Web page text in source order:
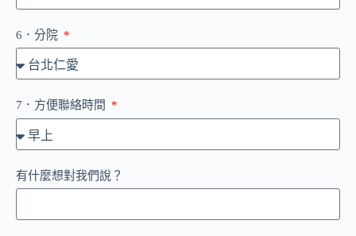
6．分院
7．方便聯絡時間
有什麼想對我們說？